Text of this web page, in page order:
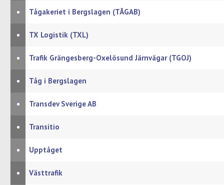
• Tågakeriet i Bergslagen (TÅGAB)
• TX Logistik (TXL)
• Trafik Grängesberg-Oxelösund Järnvägar (TGOJ)
• Tåg i Bergslagen
• Transdev Sverige AB
• Transitio
• Upptåget
• Västtrafik